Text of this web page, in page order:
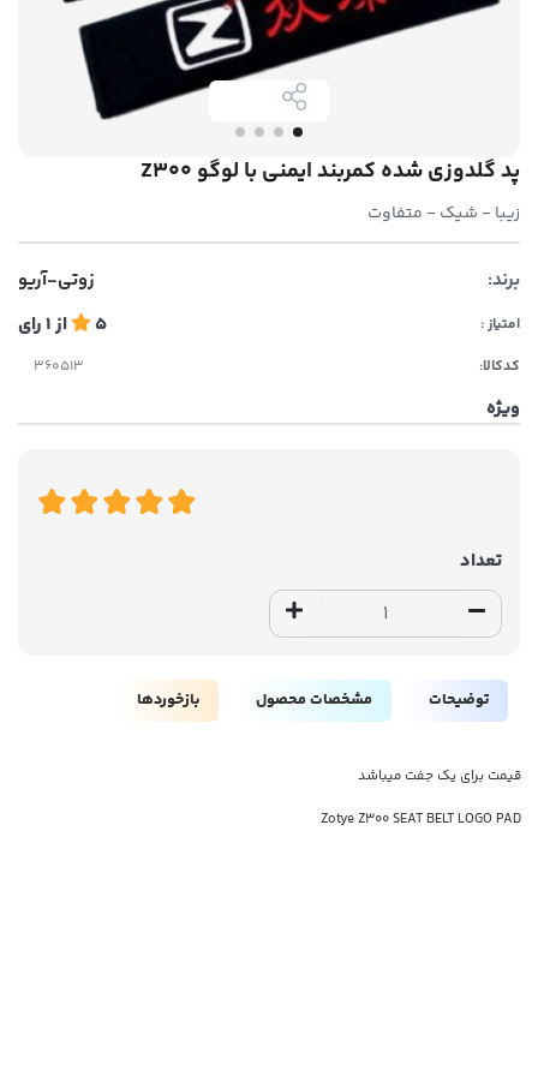
پد گلدوزی شده کمربند ایمنی با لوگو Z300
زیبا - شیک - متفاوت
برند: زوتی-آریو
امتیاز : 5 از1رای
کدکالا:
ویژه
تعداد
توضیحات مشخصات محصول بازخوردها
قیمت برای یک جفت میباشد
Zotye Z300 SEAT BELT LOGO PAD